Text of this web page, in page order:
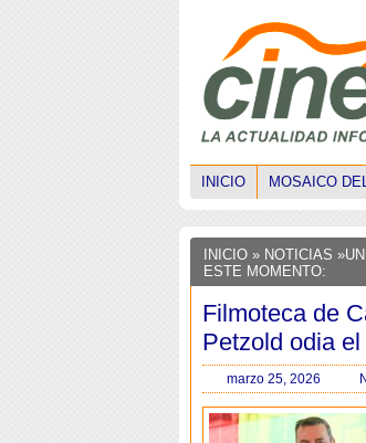
INICIO MOSAICO
INICIO » NOTICIAS »
ESTE MOMENTO:
Filmoteca de
Petzold odia
marzo 25, 2026